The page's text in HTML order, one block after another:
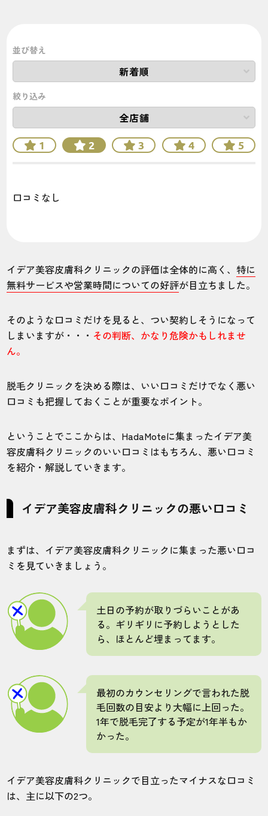
並び替え
絞り込み
1 2 3 4 5
口コミなし
イデア美容皮膚科クリニックの評価は全体的に高く、 特に
無料サービスや営業時間についての好評が目立ちました。
そのような口コミだけを見ると、つい契約しそうになって
しまいますが・・・ その判断、かなり危険かもしれませ
ん。
脱毛クリニックを決める際は、いい口コミだけでなく悪い
口コミも把握しておくことが重要なポイント。
ということでここからは、HadaMoteに集まったイデア美
容皮膚科クリニックのいい口コミはもちろん、悪い口コミ
を紹介・解説していきます。
イデア美容皮膚科クリニックの悪い口コミ
まずは、イデア美容皮膚科クリニックに集まった悪い口コ
ミを見ていきましょう。
土日の予約が取りづらいことがあ
る。ギリギリに予約しようとした
ら、ほとんど埋まってます。
最初のカウンセリングで言われた脱
毛回数の目安より大幅に上回った。
1年で脱毛完了する予定が1年半もか
かった。
イデア美容皮膚科クリニックで目立ったマイナスな口コミ
は、主に以下の2つ。